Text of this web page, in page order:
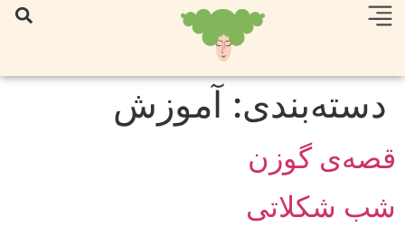
دسته‌بندی: آموزش
قصه‌ی گوزن
شب شکلاتی